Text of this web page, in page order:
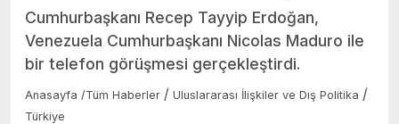
Cumhurbaşkanı Recep Tayyip Erdoğan,
Venezuela Cumhurbaşkanı Nicolas Maduro ile
bir telefon görüşmesi gerçekleştirdi.
Anasayfa /Tüm Haberler / Uluslararası İlişkiler ve Dış Politika /
Türkiye